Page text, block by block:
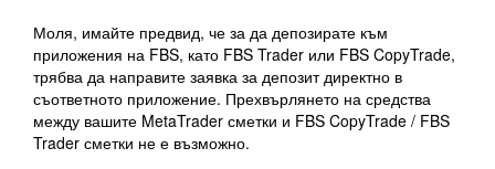
Моля, имайте предвид, че за да депозирате към
приложения на FBS, като FBS Trader или FBS CopyTrade,
трябва да направите заявка за депозит директно в
съответното приложение. Прехвърлянето на средства
между вашите MetaTrader сметки и FBS CopyTrade / FBS
Trader сметки не е възможно.